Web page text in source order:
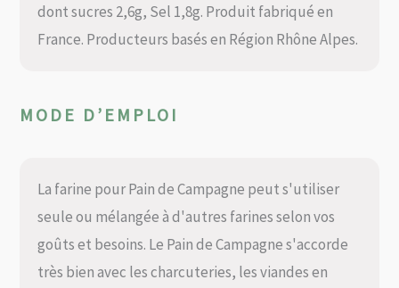
dont sucres 2,6g, Sel 1,8g. Produit fabriqué en
France. Producteurs basés en Région Rhône Alpes.
MODE D’EMPLOI
La farine pour Pain de Campagne peut s'utiliser
seule ou mélangée à d'autres farines selon vos
goûts et besoins. Le Pain de Campagne s'accorde
très bien avec les charcuteries, les viandes en